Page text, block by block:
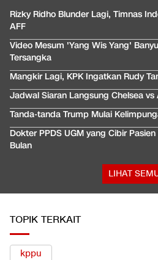
Rizky Ridho Blunder Lagi, Timnas
AFF
Video Mesum 'Yang Wis Yang'
Tersangka
Mangkir Lagi, KPK Ingatkan Rudy
Jadwal Siaran Langsung Chelsea vs
Tanda-tanda Trump Mulai
Dokter PPDS UGM yang Cibir
Bulan
LIHAT
TOPIK TERKAIT
kppu